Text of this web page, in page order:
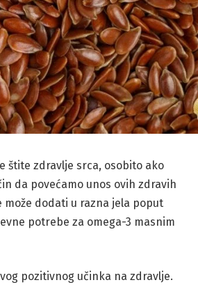
štite zdravlje srca, osobito ako
da povećamo unos ovih zdravih
može dodati u razna jela poput
potrebe za omega-3 masnim
pozitivnog učinka na zdravlje.